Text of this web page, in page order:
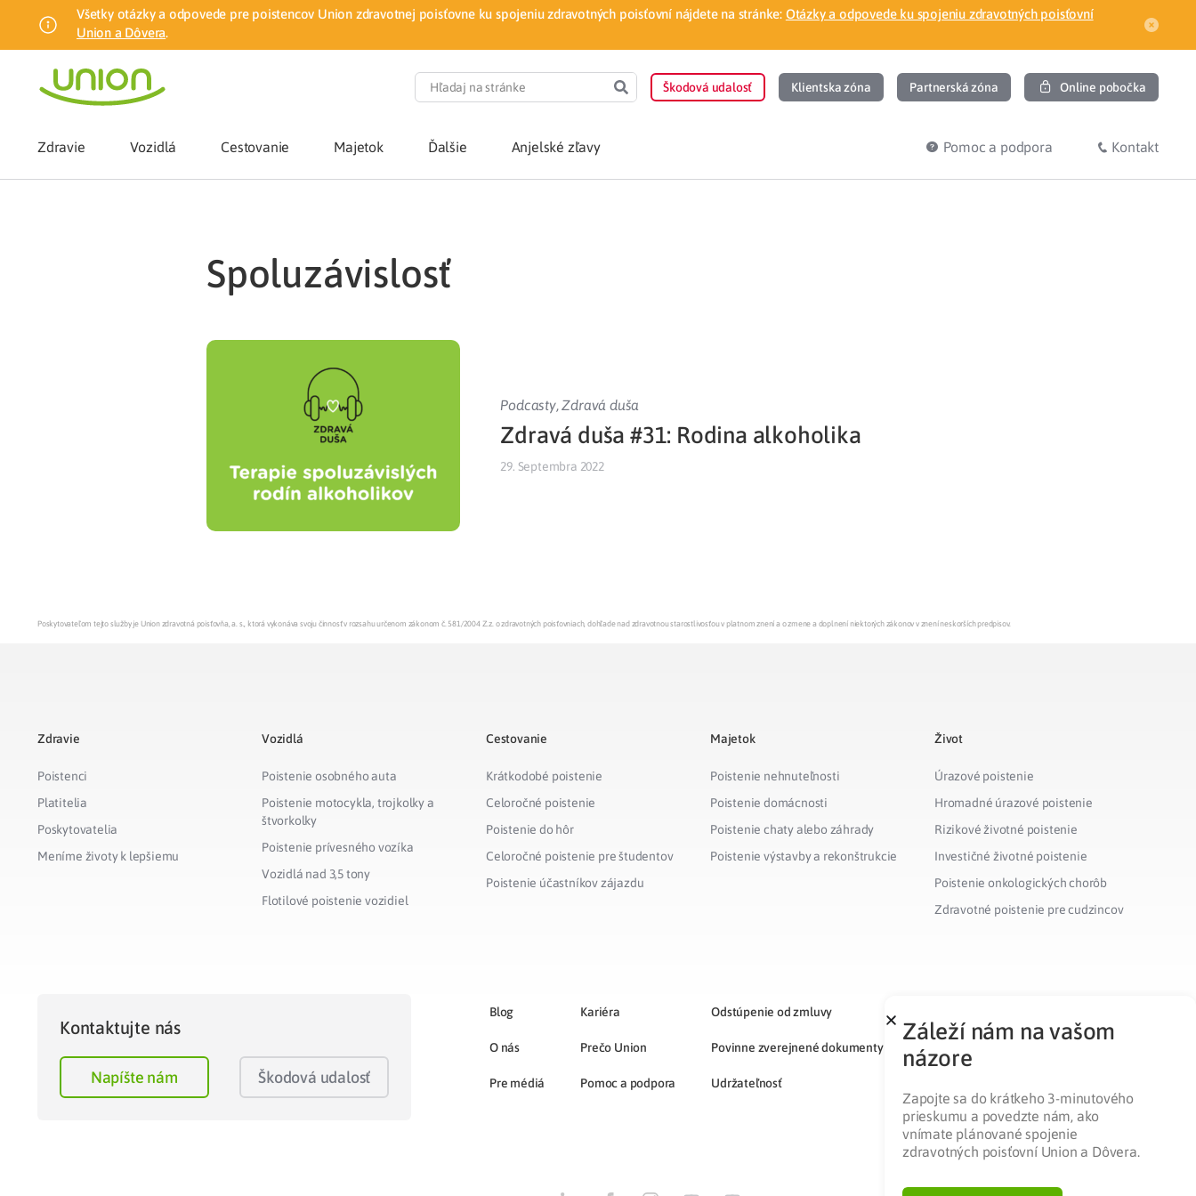
Všetky otázky a odpovede pre poistencov Union zdravotnej poisťovne ku spojeniu zdravotných poisťovní nájdete na stránke: Otázky a odpovede ku spojeniu zdravotných poisťovní
Union a Dôvera.
Škodová udalosť Klientska zóna Partnerská zóna Online pobočka
Zdravie
Zmena zdravotnej poisťovne
Poistenie novorodenca v pohodlí domova
Zdravotné poistenie pre cudzincov
Prečo Union
Liečba v zahraničí
Vozidlá Cestovanie Majetok Ďalšie Anjelské zľavy Pomoc a podpora Kontakt
spoluzávislosť
Podcasty,Zdravá duša
Zdravá duša #31: Rodina alkoholika
29. Septembra 2022
Poskytovateľom tejto služby je Union zdravotná poisťovňa, a. s., ktorá vykonáva svoju činnosť v rozsahu určenom zákonom č. 581/2004 Z.z. o zdravotných poisťovniach, dohľade nad zdravotnou starostlivosťou v platnom znení a o zmene a doplnení niektorých zákonov v znení neskorších predpisov.
Zdravie
Poistenci
Platitelia
Poskytovatelia
Meníme životy k lepšiemu
Vozidlá
Poistenie osobného auta
Poistenie motocykla, trojkolky a
štvorkolky
Poistenie prívesného vozíka
Vozidlá nad 3,5 tony
Flotilové poistenie vozidiel
Cestovanie
Krátkodobé poistenie
Celoročné poistenie
Poistenie do hôr
Celoročné poistenie pre študentov
Poistenie účastníkov zájazdu
Majetok
Poistenie nehnuteľnosti
Poistenie domácnosti
Poistenie chaty alebo záhrady
Poistenie výstavby a rekonštrukcie
Život
Úrazové poistenie
Hromadné úrazové poistenie
Rizikové životné poistenie
Investičné životné poistenie
Poistenie onkologických chorôb
Zdravotné poistenie pre cudzincov
Kontaktujte nás
Napíšte nám Škodová udalosť
Blog
O nás
Pre médiá
Kariéra
Prečo Union
Pomoc a podpora
Odstúpenie od zmluvy
Povinne zverejnené dokumenty
Udržateľnosť
Záleží nám na vašom
názore
Zapojte sa do krátkeho 3-minutového
prieskumu a povedzte nám, ako
vnímate plánované spojenie
zdravotných poisťovní Union a Dôvera.